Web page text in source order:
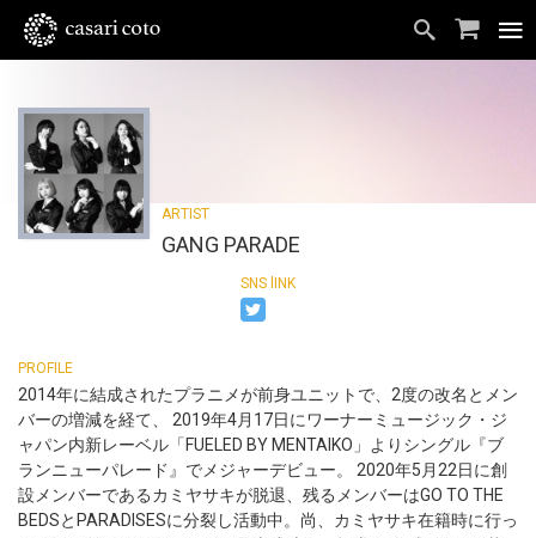
GANG PARADE
2014年に結成されたプラニメが前身ユニットで、2度の改名とメン
バーの増減を経て、 2019年4月17日にワーナーミュージック・ジ
ャパン内新レーベル「FUELED BY MENTAIKO」よりシングル『ブ
ランニューパレード』でメジャーデビュー。 2020年5月22日に創
設メンバーであるカミヤサキが脱退、残るメンバーはGO TO THE
BEDSとPARADISESに分裂し活動中。尚、カミヤサキ在籍時に行っ